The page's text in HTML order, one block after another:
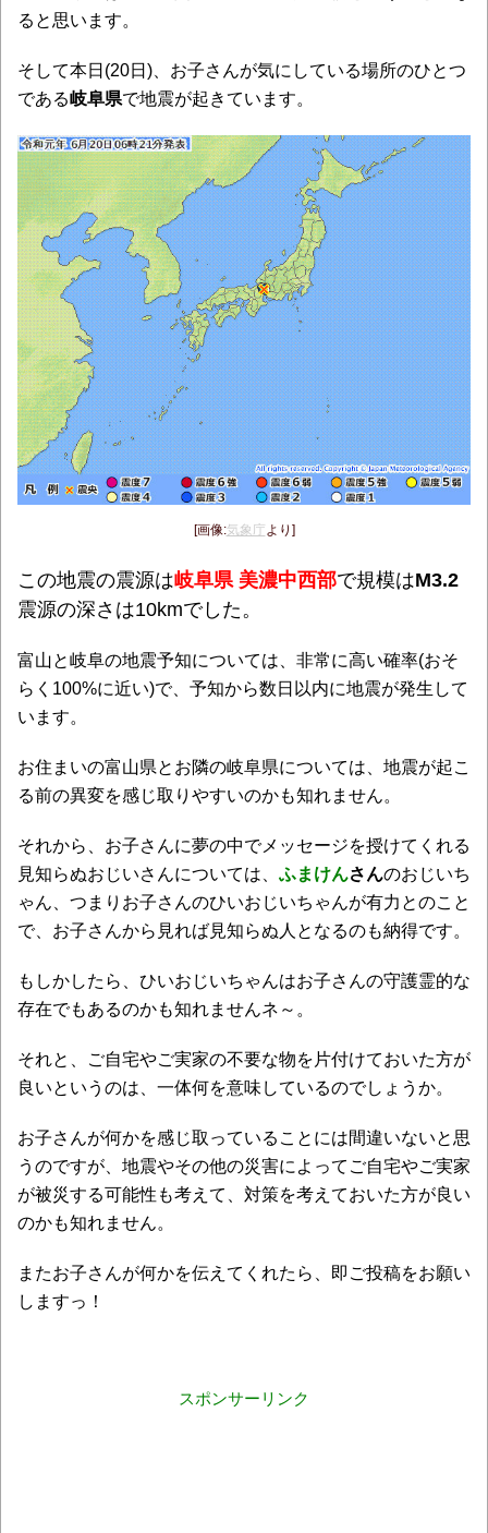
ると思います。
そして本日(20日)、お子さんが気にしている場所のひとつ
である岐阜県で地震が起きています。
[画像:気象庁より]
この地震の震源は岐阜県 美濃中西部で規模はM3.2
震源の深さは10kmでした。
富山と岐阜の地震予知については、非常に高い確率(おそ
らく100%に近い)で、予知から数日以内に地震が発生して
います。
お住まいの富山県とお隣の岐阜県については、地震が起こ
る前の異変を感じ取りやすいのかも知れません。
それから、お子さんに夢の中でメッセージを授けてくれる
見知らぬおじいさんについては、 ふまけんさんのおじいち
ゃん、つまりお子さんのひいおじいちゃんが有力とのこと
で、お子さんから見れば見知らぬ人となるのも納得です。
もしかしたら、ひいおじいちゃんはお子さんの守護霊的な
存在でもあるのかも知れませんネ～。
それと、ご自宅やご実家の不要な物を片付けておいた方が
良いというのは、一体何を意味しているのでしょうか。
お子さんが何かを感じ取っていることには間違いないと思
うのですが、地震やその他の災害によってご自宅やご実家
が被災する可能性も考えて、対策を考えておいた方が良い
のかも知れません。
またお子さんが何かを伝えてくれたら、即ご投稿をお願い
しますっ！
スポンサーリンク